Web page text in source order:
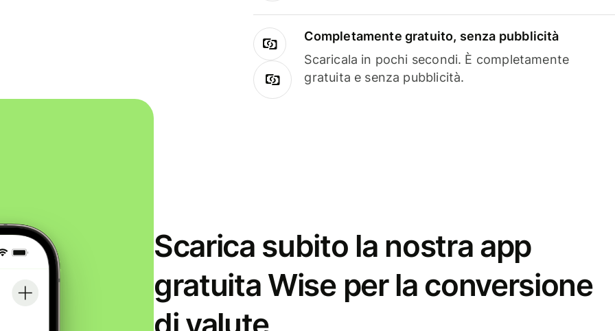
Completamente gratuito, senza pubblicità
Scaricala in pochi secondi. È completamente
gratuita e senza pubblicità.
Scarica subito la nostra app
gratuita Wise per la conversione